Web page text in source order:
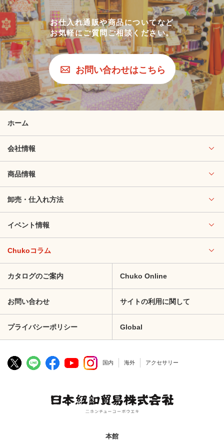
お仕入れ通販や商品についてなど
お気軽にご質問ご相談ください。
お問い合わせはこちら
ホーム
会社情報
商品情報
卸売・仕入れ方法
イベント情報
Chukoコラム
カタログのご案内 Chuko Online
お問い合わせ サイトの利用に関して
プライバシーポリシー Global
国内 海外 アクセサリー
本館